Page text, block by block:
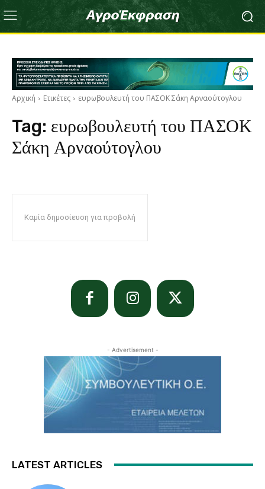
Αρχική Ετικέτες ευρωβουλευτή του ΠΑΣΟΚ Σάκη Αρναούτογλου
Tag: ευρωβουλευτή του ΠΑΣΟΚ
Σάκη Αρναούτογλου
Καμία δημοσίευση για προβολή
- Advertisement -
LATEST ARTICLES